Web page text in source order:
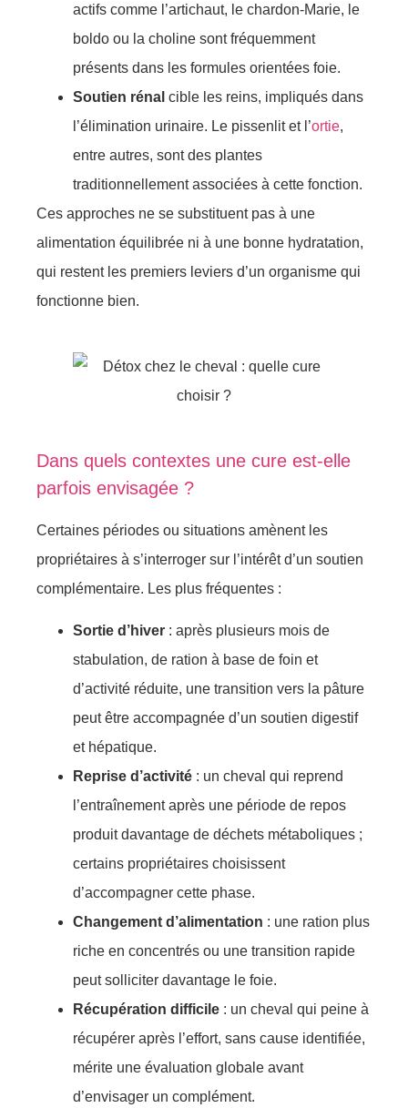
actifs comme l’artichaut, le chardon-Marie, le
boldo ou la choline sont fréquemment
présents dans les formules orientées foie.
Soutien rénal cible les reins, impliqués dans
l’élimination urinaire. Le pissenlit et l’ortie,
entre autres, sont des plantes
traditionnellement associées à cette fonction.
Ces approches ne se substituent pas à une
alimentation équilibrée ni à une bonne hydratation,
qui restent les premiers leviers d’un organisme qui
fonctionne bien.
Dans quels contextes une cure est-elle
parfois envisagée ?
Certaines périodes ou situations amènent les
propriétaires à s’interroger sur l’intérêt d’un soutien
complémentaire. Les plus fréquentes :
Sortie d’hiver : après plusieurs mois de
stabulation, de ration à base de foin et
d’activité réduite, une transition vers la pâture
peut être accompagnée d’un soutien digestif
et hépatique.
Reprise d’activité : un cheval qui reprend
l’entraînement après une période de repos
produit davantage de déchets métaboliques ;
certains propriétaires choisissent
d’accompagner cette phase.
Changement d’alimentation : une ration plus
riche en concentrés ou une transition rapide
peut solliciter davantage le foie.
Récupération difficile : un cheval qui peine à
récupérer après l’effort, sans cause identifiée,
mérite une évaluation globale avant
d’envisager un complément.